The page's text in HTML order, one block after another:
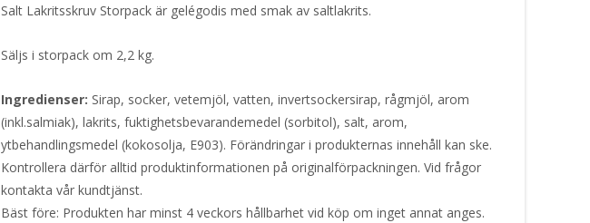
Salt Lakritsskruv Storpack är gelégodis med smak av saltlakrits.
Säljs i storpack om 2,2 kg.
Ingredienser: Sirap, socker, vetemjöl, vatten, invertsockersirap, rågmjöl, arom
(inkl.salmiak), lakrits, fuktighetsbevarandemedel (sorbitol), salt, arom,
ytbehandlingsmedel (kokosolja, E903). Förändringar i produkternas innehåll kan ske.
Kontrollera därför alltid produktinformationen på originalförpackningen. Vid frågor
kontakta vår kundtjänst.
Bäst före: Produkten har minst 4 veckors hållbarhet vid köp om inget annat anges.